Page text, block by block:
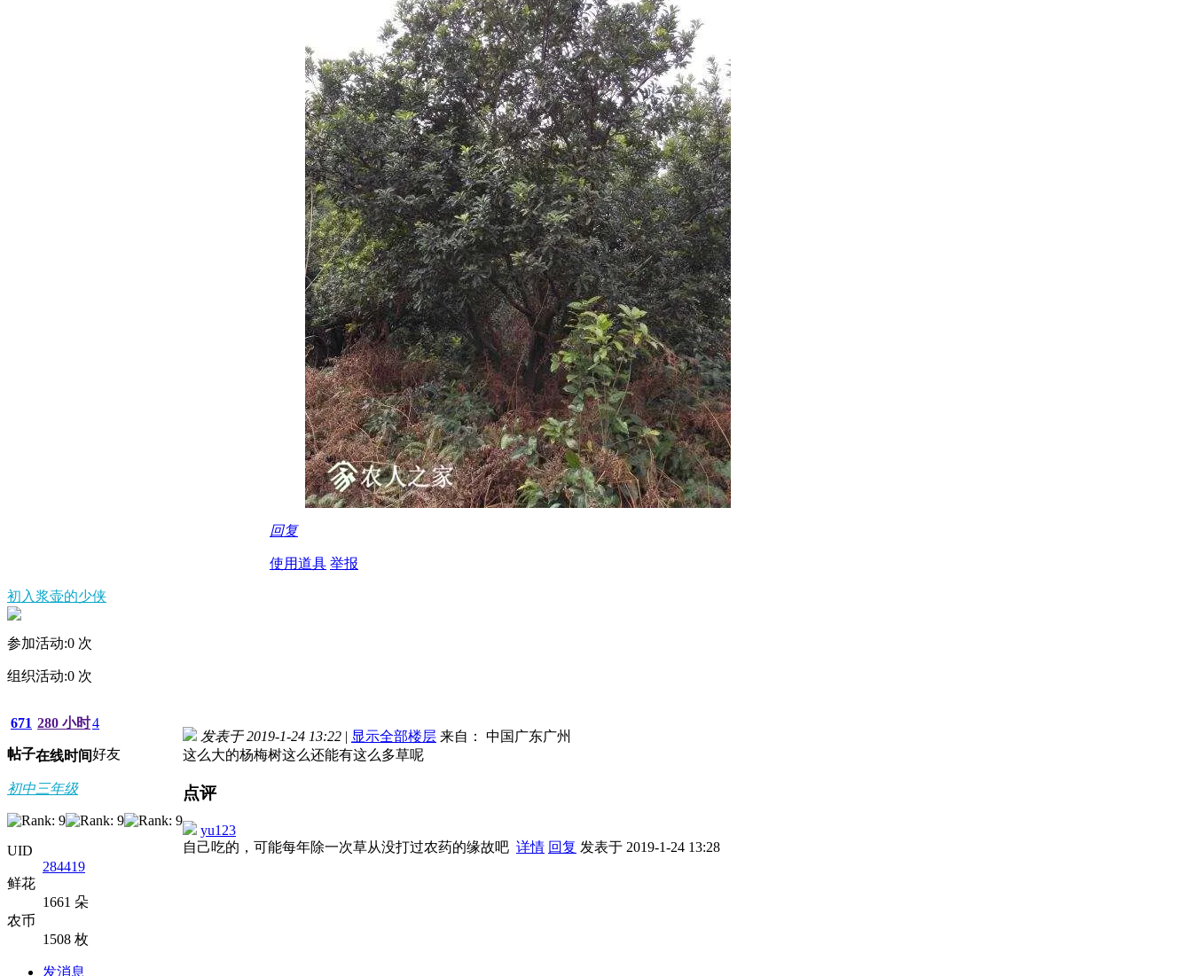
回复
使用道具 举报
初入浆壶的少侠
参加活动:0 次
组织活动:0 次
671
帖子
280 小时
在线时间
4
好友
初中三年级
UID
284419
鲜花
1661 朵
农币
1508 枚
发消息
发表于 2019-1-24 13:22 | 显示全部楼层 来自： 中国广东广州
这么大的杨梅树这么还能有这么多草呢
点评
yu123
自己吃的，可能每年除一次草从没打过农药的缘故吧 详情 回复 发表于 2019-1-24 13:28